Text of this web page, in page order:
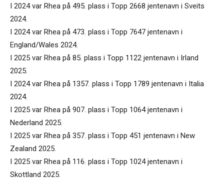
I 2024 var Rhea på 495. plass i Topp 2668 jentenavn i Sveits
2024.
I 2024 var Rhea på 473. plass i Topp 7647 jentenavn i
England/Wales 2024.
I 2025 var Rhea på 85. plass i Topp 1122 jentenavn i Irland
2025.
I 2024 var Rhea på 1357. plass i Topp 1789 jentenavn i Italia
2024.
I 2025 var Rhea på 907. plass i Topp 1064 jentenavn i
Nederland 2025.
I 2025 var Rhea på 357. plass i Topp 451 jentenavn i New
Zealand 2025.
I 2025 var Rhea på 116. plass i Topp 1024 jentenavn i
Skottland 2025.